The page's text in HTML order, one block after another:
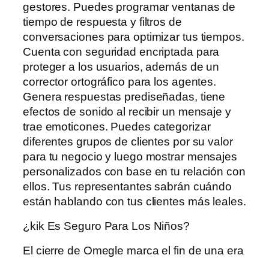
gestores. Puedes programar ventanas de
tiempo de respuesta y filtros de
conversaciones para optimizar tus tiempos.
Cuenta con seguridad encriptada para
proteger a los usuarios, además de un
corrector ortográfico para los agentes.
Genera respuestas prediseñadas, tiene
efectos de sonido al recibir un mensaje y
trae emoticones. Puedes categorizar
diferentes grupos de clientes por su valor
para tu negocio y luego mostrar mensajes
personalizados con base ​​en tu relación con
ellos. Tus representantes sabrán cuándo
están hablando con tus clientes más leales.
¿kik Es Seguro Para Los Niños?
El cierre de Omegle marca el fin de una era